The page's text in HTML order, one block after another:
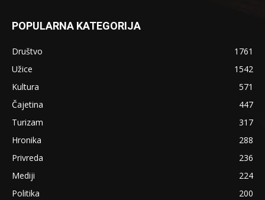
POPULARNA KATEGORIJA
Društvo
1761
Užice
1542
Kultura
571
Čajetina
447
Turizam
317
Hronika
288
Privreda
236
Mediji
224
Politika
200